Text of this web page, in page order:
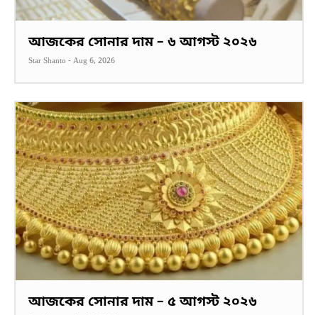
আজকের সোনার দাম – ৬ আগস্ট ২০২৬
Star Shanto - Aug 6, 2026
আজকের সোনার দাম – ৫ আগস্ট ২০২৬